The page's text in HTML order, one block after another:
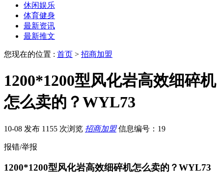
休闲娱乐
体育健身
最新资讯
最新推文
您现在的位置 : 首页 > 招商加盟
1200*1200型风化岩高效细碎机
怎么卖的？WYL73
10-08 发布 1155 次浏览 招商加盟 信息编号：19
报错/举报
1200*1200型风化岩高效细碎机怎么卖的？WYL73